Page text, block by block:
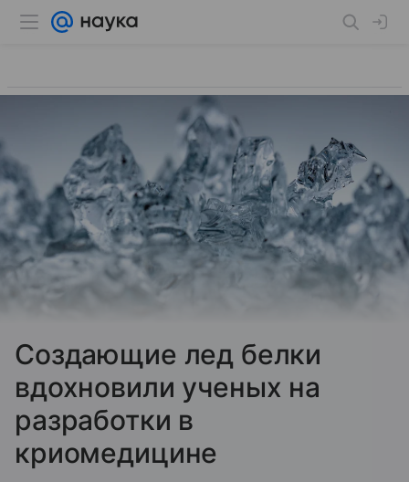
Создающие лед белки
вдохновили ученых на
разработки в
криомедицине